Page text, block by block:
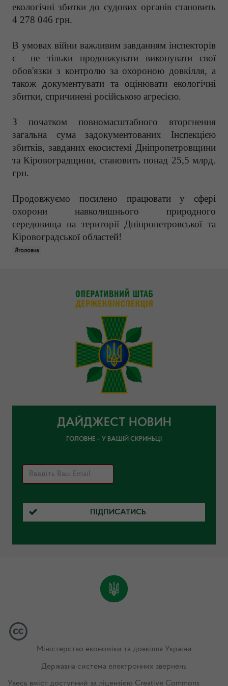
екологічні збитки до судових органів становить
4 278 046 грн.
В умовах війни важливим завданням інспекторів
є не тільки продовжувати виконувати свої
обов'язки з контролю за охороною довкілля, а
також документувати та оцінювати екологічні
збитки, спричинені російською агресією.
З початком повномасштабного вторгнення
загальна сума задокументованих Інспекцією
збитків, завданих екосистемі Дніпропетровщини
та Кіровоградщини, становить понад 25,5 млрд.
грн.
Продовжуємо посилено працювати у сфері
охорони навколишнього природного
середовища на території Дніпропетровської та
Кіровоградської областей!
#головна
ДАЙДЖЕСТ НОВИН
ГОЛОВНЕ – У ВАШІЙ СКРИНЬЦІ
ПІДПИСАТИСЬ
Міністерство економіки та довкілля України
Державна система електронних звернень
Увесь вміст доступний за ліцензією Creative Commons